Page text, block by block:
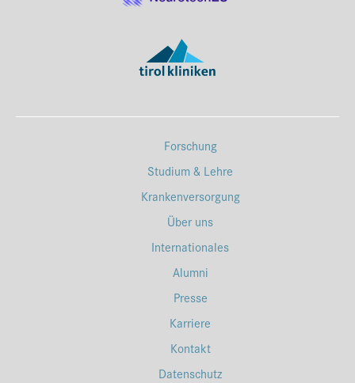
Forschung
Studium & Lehre
Krankenversorgung
Über uns
Internationales
Alumni
Presse
Karriere
Kontakt
Datenschutz